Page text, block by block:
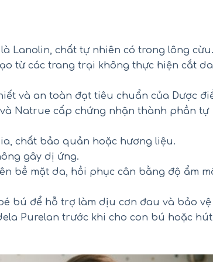
Lanolin, chất tự nhiên có trong lông cừu.
từ các trang trại không thực hiện cắt da
và an toàn đạt tiêu chuẩn của Dược
Natrue cấp chứng nhận thành phần tự
chất bảo quản hoặc hương liệu.
gây dị ứng.
bề mặt da, hồi phục cân bằng độ ẩm
bú để hỗ trợ làm dịu cơn đau và bảo vệ
Purelan trước khi cho con bú hoặc hút
Pink Salt Fine
₫
₫
Siro Tylenol cho bé 2-11
120ml
390.000₫
290.000 ₫